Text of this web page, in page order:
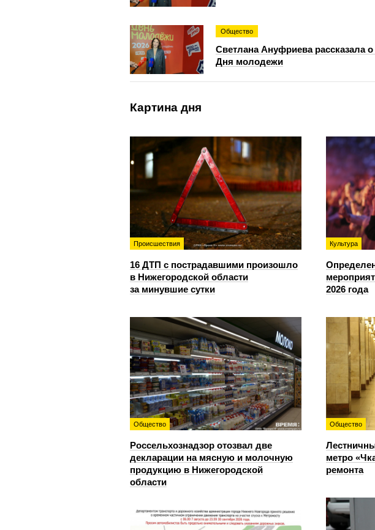
Общество
Светлана Ануфриева рассказала
Дня молодежи
Картина дня
Происшествия
16 ДТП с пострадавшими произошло
в Нижегородской области
за минувшие сутки
Культура
2026 года
Общество
Россельхознадзор отозвал две
декларации на мясную и молочную
продукцию в Нижегородской
области
Общество
метро
ремонта